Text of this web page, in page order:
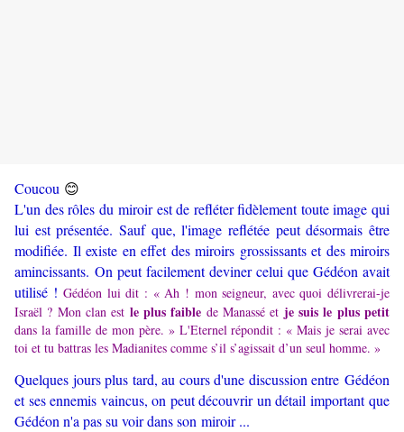
Coucou 😊
L'un des rôles du miroir est de refléter fidèlement toute image qui
lui est présentée. Sauf que, l'image reflétée peut désormais être
modifiée. Il existe en effet des miroirs grossissants et des miroirs
amincissants. On peut facilement deviner celui que Gédéon avait
utilisé !Gédéon lui dit : « Ah ! mon seigneur, avec quoi délivrerai-je
Israël ? Mon clan est le plus faible de Manassé et je suis le plus petit
dans la famille de mon père. » L'Eternel répondit : « Mais je serai avec
toi et tu battras les Madianites comme s’il s’agissait d’un seul homme. »
Quelques jours plus tard, au cours d'une discussion entre Gédéon
et ses ennemis vaincus, on peut découvrir un détail important que
Gédéon n'a pas su voir dans son miroir ...